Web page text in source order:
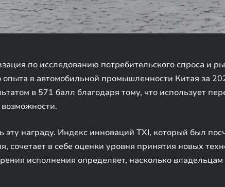
по исследованию потребительского спроса и
опыта в автомобильной промышленности Китая за
в 571 балл благодаря тому, что использует
эту награду. Индекс инноваций TXI, который был
сочетает в себе оценки уровня принятия новых
исполнения определяет, насколько